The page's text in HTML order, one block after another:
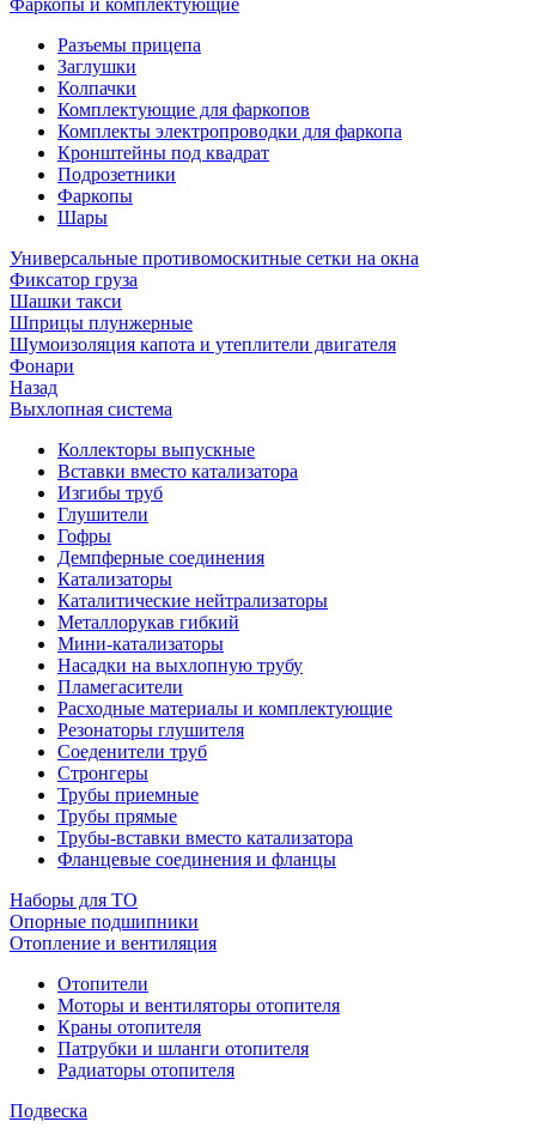
Фаркопы и комплектующие
Разъемы прицепа
Заглушки
Колпачки
Комплектующие для фаркопов
Комплекты электропроводки для фаркопа
Кронштейны под квадрат
Подрозетники
Фаркопы
Шары
Универсальные противомоскитные сетки на окна
Фиксатор груза
Шашки такси
Шприцы плунжерные
Шумоизоляция капота и утеплители двигателя
Фонари
Назад
Выхлопная система
Коллекторы выпускные
Вставки вместо катализатора
Изгибы труб
Глушители
Гофры
Демпферные соединения
Катализаторы
Каталитические нейтрализаторы
Металлорукав гибкий
Мини-катализаторы
Насадки на выхлопную трубу
Пламегасители
Расходные материалы и комплектующие
Резонаторы глушителя
Соеденители труб
Стронгеры
Трубы приемные
Трубы прямые
Трубы-вставки вместо катализатора
Фланцевые соединения и фланцы
Наборы для ТО
Опорные подшипники
Отопление и вентиляция
Отопители
Моторы и вентиляторы отопителя
Краны отопителя
Патрубки и шланги отопителя
Радиаторы отопителя
Подвеска